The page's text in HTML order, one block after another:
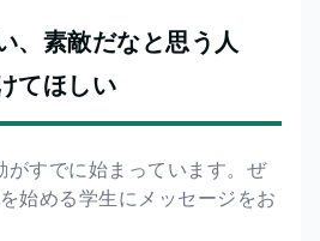
、素敵だなと思う人
てほしい
すでに始まっています。ぜ
始める学生にメッセージをお